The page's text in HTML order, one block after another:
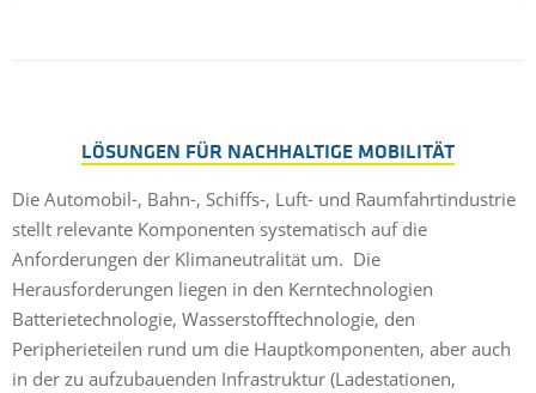
LÖSUNGEN FÜR NACHHALTIGE MOBILITÄT
Die Automobil-, Bahn-, Schiffs-, Luft- und Raumfahrtindustrie
stellt relevante Komponenten systematisch auf die
Anforderungen der Klimaneutralität um. Die
Herausforderungen liegen in den Kerntechnologien
Batterietechnologie, Wasserstofftechnologie, den
Peripherieteilen rund um die Hauptkomponenten, aber auch
in der zu aufzubauenden Infrastruktur (Ladestationen,